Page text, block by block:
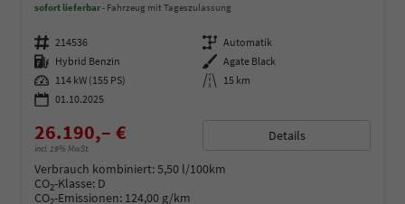
sofort lieferbar Fahrzeug mit Tageszulassung
Fahrzeugnummer 214536 Getriebe Automatik
Kraftstoff Hybrid Benzin Außenfarbe Agate Black
Leistung 114 kW (155 PS) Kilometerstand 15 km
01.10.2025
26.190,– €
incl. 19% MwSt.
Details
Verbrauch kombiniert:5,50 l/100km
CO2-Klasse: D
CO -Emissionen: 124,00 g/km